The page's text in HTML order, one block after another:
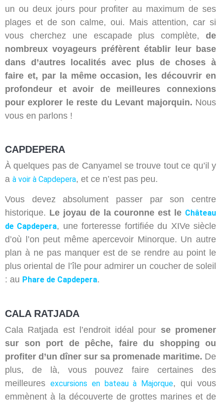
un ou deux jours pour profiter au maximum de ses
plages et de son calme, oui. Mais attention, car si
vous cherchez une escapade plus complète, de
nombreux voyageurs préfèrent établir leur base
dans d’autres localités avec plus de choses à
faire et, par la même occasion, les découvrir en
profondeur et avoir de meilleures connexions
pour explorer le reste du Levant majorquin. Nous
vous en parlons !
CAPDEPERA
À quelques pas de Canyamel se trouve tout ce qu’il y
a à voir à Capdepera, et ce n’est pas peu.
Vous devez absolument passer par son centre
historique. Le joyau de la couronne est le Château
de Capdepera, une forteresse fortifiée du XIVe siècle
d’où l’on peut même apercevoir Minorque. Un autre
plan à ne pas manquer est de se rendre au point le
plus oriental de l’île pour admirer un coucher de soleil
: au Phare de Capdepera.
CALA RATJADA
Cala Ratjada est l’endroit idéal pour se promener
sur son port de pêche, faire du shopping ou
profiter d’un dîner sur sa promenade maritime. De
plus, de là, vous pouvez faire certaines des
meilleures excursions en bateau à Majorque, qui vous
emmènent à la découverte de grottes marines et de